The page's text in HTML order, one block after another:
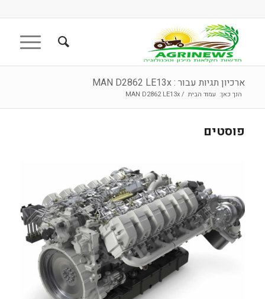
ארכיון תגיות עבור : MAN D2862 LE13x
הנך כאן: עמוד הבית /
MAN D2862 LE13x
פוסטים